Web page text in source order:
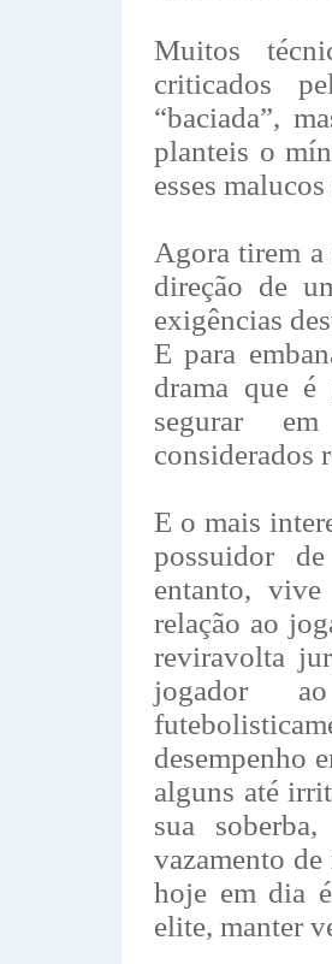
Muitos
criticados
“baciada”,
planteis o
esses
Agora tirem
direção de
exigências
E para
drama que é
segurar
considerados
E o mais
possuidor
entanto,
relação ao
reviravolta
jogador
desempenho
alguns até
sua
vazamento
hoje em dia
elite, manter